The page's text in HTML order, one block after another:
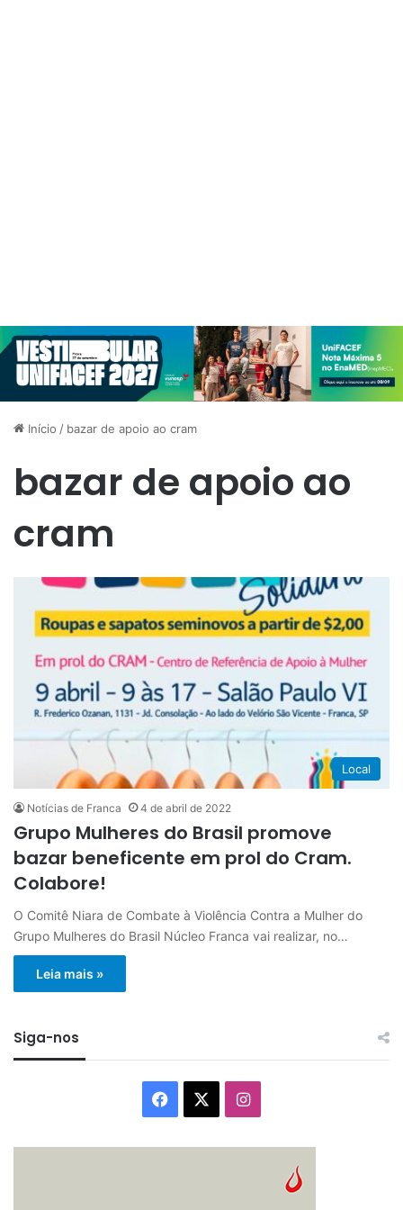
Início / bazar de apoio ao cram
bazar de apoio ao
cram
Local
Notícias de Franca 4 de abril de 2022
Grupo Mulheres do Brasil promove
bazar beneficente em prol do Cram.
Colabore!
O Comitê Niara de Combate à Violência Contra a Mulher do
Grupo Mulheres do Brasil Núcleo Franca vai realizar, no…
Leia mais »
Siga-nos
Facebook Instagram